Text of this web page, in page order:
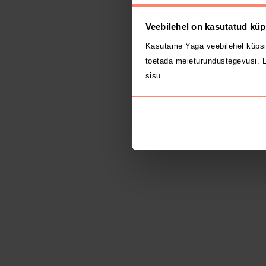
Veebilehel on kasutatud
Kasutame Yaga veebilehel
toetada meieturundustegevusi.
sisu.